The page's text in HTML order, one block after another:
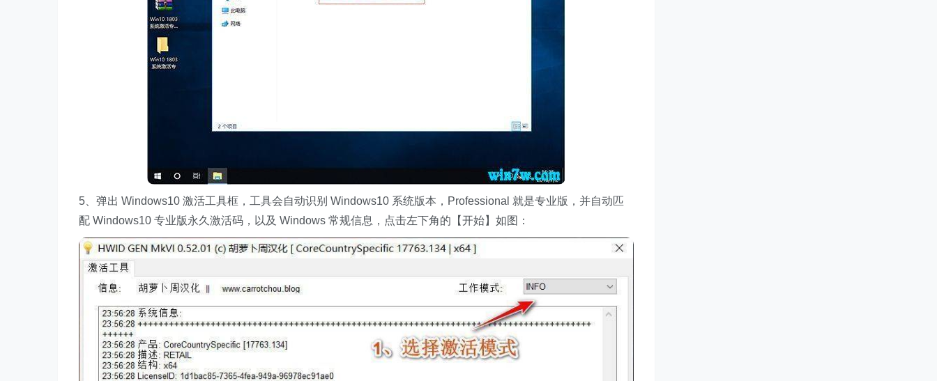
5、弹出 Windows10 激活工具框，工具会自动识别 Windows10 系统版本，Professional 就是专业版，并自动匹
配 Windows10 专业版永久激活码，以及 Windows 常规信息，点击左下角的【开始】如图：